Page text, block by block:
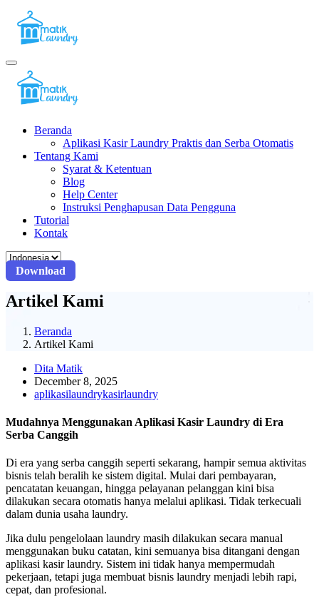
Beranda
Aplikasi Kasir Laundry Praktis dan Serba Otomatis
Tentang Kami
Syarat & Ketentuan
Blog
Help Center
Instruksi Penghapusan Data Pengguna
Tutorial
Kontak
Download
Artikel Kami
Beranda
Artikel Kami
Dita Matik
December 8, 2025
aplikasilaundrykasirlaundry
Mudahnya Menggunakan Aplikasi Kasir Laundry di Era
Serba Canggih
Di era yang serba canggih seperti sekarang, hampir semua aktivitas
bisnis telah beralih ke sistem digital. Mulai dari pembayaran,
pencatatan keuangan, hingga pelayanan pelanggan kini bisa
dilakukan secara otomatis hanya melalui aplikasi. Tidak terkecuali
dalam dunia usaha laundry.
Jika dulu pengelolaan laundry masih dilakukan secara manual
menggunakan buku catatan, kini semuanya bisa ditangani dengan
aplikasi kasir laundry. Sistem ini tidak hanya mempermudah
pekerjaan, tetapi juga membuat bisnis laundry menjadi lebih rapi,
cepat, dan profesional.